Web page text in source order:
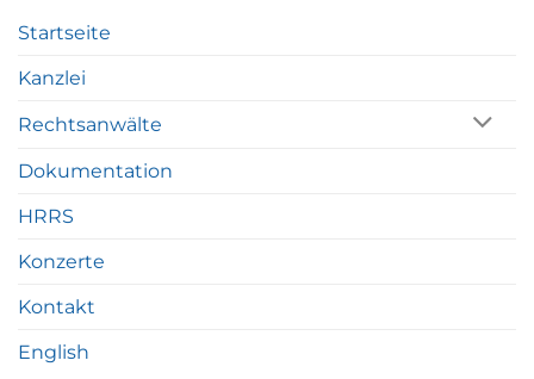
Startseite
Kanzlei
Rechtsanwälte
Dokumentation
HRRS
Konzerte
Kontakt
English